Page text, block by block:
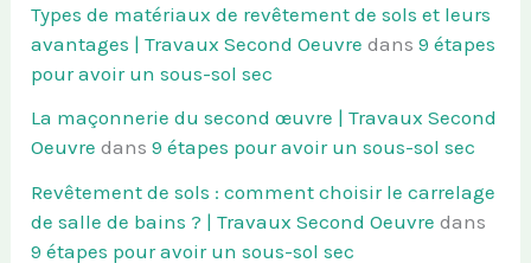
Types de matériaux de revêtement de sols et leurs
avantages | Travaux Second Oeuvre dans9 étapes
pour avoir un sous-sol sec
La maçonnerie du second œuvre | Travaux Second
Oeuvre dans9 étapes pour avoir un sous-sol sec
Revêtement de sols : comment choisir le carrelage
de salle de bains ? | Travaux Second Oeuvre dans
9 étapes pour avoir un sous-sol sec